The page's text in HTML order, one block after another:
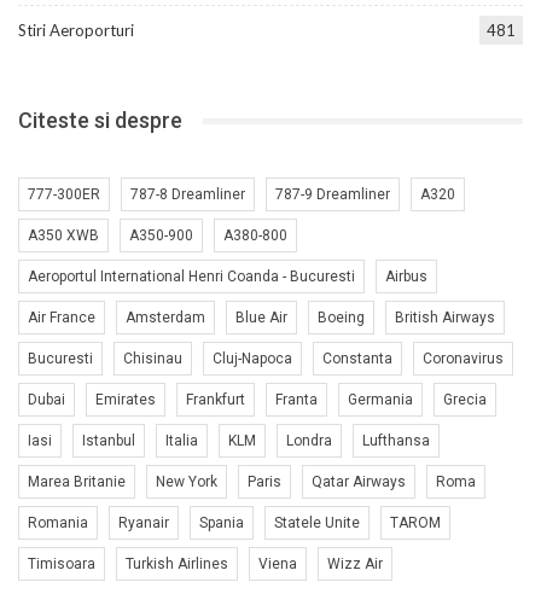
Stiri Aeroporturi 481
Citeste si despre
777-300ER 787-8 Dreamliner 787-9 Dreamliner A320
A350 XWB A350-900 A380-800
Aeroportul International Henri Coanda - Bucuresti Airbus
Air France Amsterdam Blue Air Boeing British Airways
Bucuresti Chisinau Cluj-Napoca Constanta Coronavirus
Dubai Emirates Frankfurt Franta Germania Grecia
Iasi Istanbul Italia KLM Londra Lufthansa
Marea Britanie New York Paris Qatar Airways Roma
Romania Ryanair Spania Statele Unite TAROM
Timisoara Turkish Airlines Viena Wizz Air